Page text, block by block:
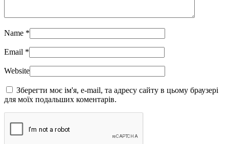
Name *
Email *
Website
Зберегти моє ім'я, e-mail, та адресу сайту в цьому браузері
для моїх подальших коментарів.